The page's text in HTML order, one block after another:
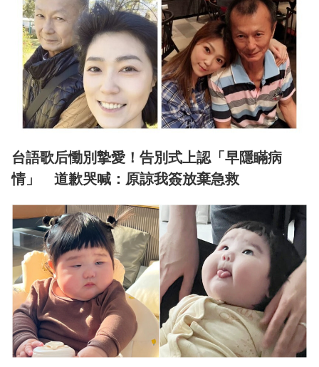
台語歌后慟別摯愛！告別式上認「早隱瞞病
情」 道歉哭喊：原諒我簽放棄急救